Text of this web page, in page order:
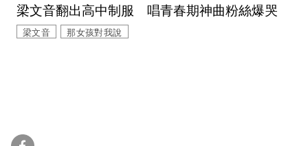
梁文音翻出高中制服 唱青春期神曲粉絲爆哭
梁文音 那女孩對我說